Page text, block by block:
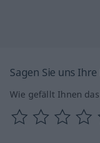
Sagen Sie uns
Wie gefällt Ihnen